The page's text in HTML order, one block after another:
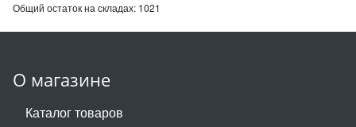
Общий остаток на складах: 1021
О магазине
Каталог товаров